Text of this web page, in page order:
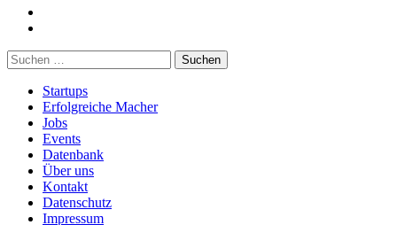
Suchen
nach:
Startups
Erfolgreiche Macher
Jobs
Events
Datenbank
Über uns
Kontakt
Datenschutz
Impressum